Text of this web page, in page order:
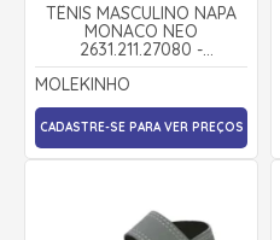
TÊNIS MASCULINO NAPA
MONACO NEO
2631.211.27080 -
MOLEKINHO
MOLEKINHO
CADASTRE-SE PARA VER PREÇOS